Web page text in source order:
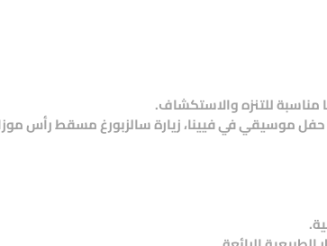
مناسبة للتنزه والاستكشاف.
حفل موسيقي في فيينا، زيارة سالزبورغ مسقط رأس